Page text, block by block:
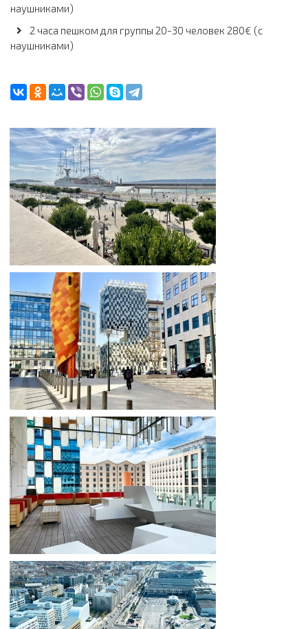
наушниками)
2 часа пешком для группы 20-30 человек 280€ (с
наушниками)